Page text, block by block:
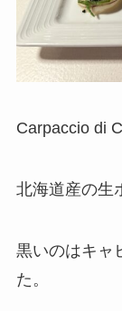
Carpaccio di
北海道産の生
黒いのはキャ
た。